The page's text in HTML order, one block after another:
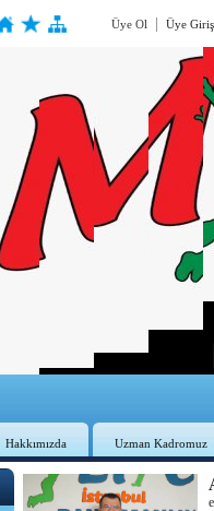
Üye Ol Üye
Hakkımızda Uzman Kadromuz